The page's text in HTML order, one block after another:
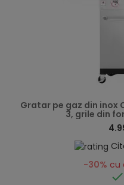
Gratar pe gaz din inox
3, grile din
-30% cu
